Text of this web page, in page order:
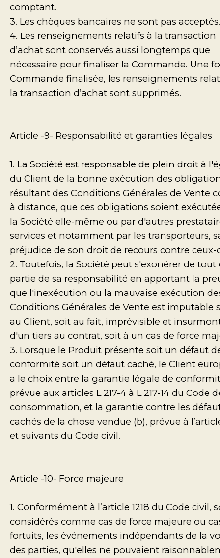
comptant.
3. Les chèques bancaires ne sont pas acceptés.
4. Les renseignements relatifs à la transaction
d’achat sont conservés aussi longtemps que
nécessaire pour finaliser la Commande. Une
Commande finalisée, les renseignements
la transaction d’achat sont supprimés.
Article -9- Responsabilité et garanties légales
1. La Société est responsable de plein droit à
du Client de la bonne exécution des
résultant des Conditions Générales de Vente
à distance, que ces obligations soient
la Société elle-même ou par d'autres
services et notamment par les transporteurs,
préjudice de son droit de recours contre ceux-
2. Toutefois, la Société peut s'exonérer de tout
partie de sa responsabilité en apportant la
que l'inexécution ou la mauvaise exécution
Conditions Générales de Vente est imputable
au Client, soit au fait, imprévisible et
d'un tiers au contrat, soit à un cas de force
3. Lorsque le Produit présente soit un défaut
conformité soit un défaut caché, le Client
a le choix entre la garantie légale de
prévue aux articles L 217-4 à L 217-14 du Code
consommation, et la garantie contre les
cachés de la chose vendue (b), prévue à
et suivants du Code civil.
Article -10- Force majeure
1. Conformément à l’article 1218 du Code civil,
considérés comme cas de force majeure ou
fortuits, les événements indépendants de la
des parties, qu'elles ne pouvaient